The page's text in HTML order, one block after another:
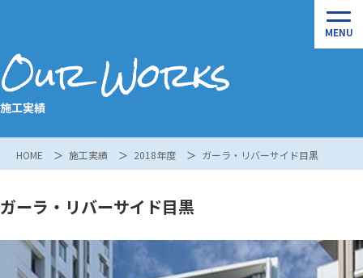
Our Works
施工実績
HOME 施工実績 2018年度 ガーラ・リバーサイド目黒
ガーラ・リバーサイド目黒